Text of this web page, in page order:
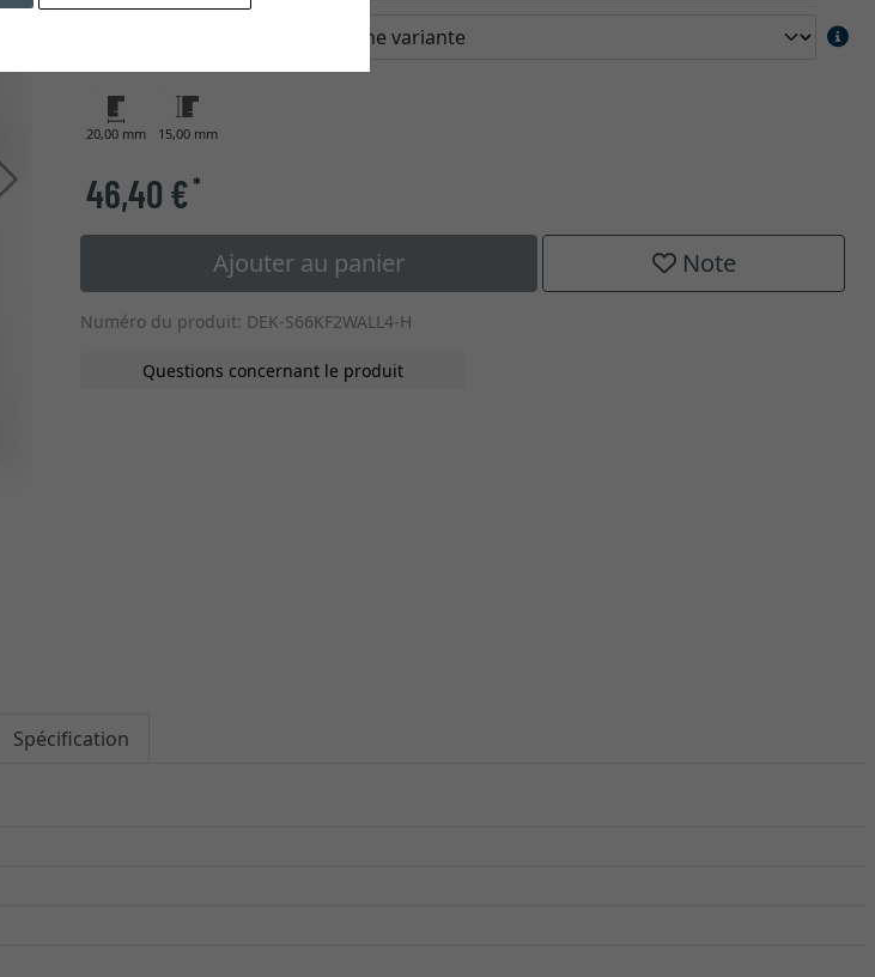
Continuer
20,00 mm 15,00 mm
46,40 €*
Ajouter au panier Note
Numéro du produit: DEK-S66KF2WALL4-H
Questions concernant le produit
Spécification